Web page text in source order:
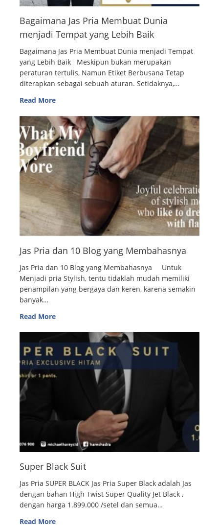
Bagaimana Jas Pria Membuat Dunia
menjadi Tempat yang Lebih Baik
Bagaimana Jas Pria Membuat Dunia menjadi Tempat
yang Lebih Baik Meskipun bukan merupakan
peraturan tertulis, Namun Etiket Berbusana Tetap
diterapkan sebagai sebuah aturan. Setidaknya,…
Read More
Jas Pria dan 10 Blog yang Membahasnya
Jas Pria dan 10 Blog yang Membahasnya Untuk
Menjadi pria Stylish, tentu tidaklah mudah memiliki
penampilan yang bergaya dan keren, karena semakin
banyak…
Read More
Super Black Suit
Jas Pria SUPER BLACK Jas Pria Super Black adalah Jas
dengan bahan High Twist Super Quality Jet Black ,
dengan harga 1.899.000 /setel dan semua…
Read More